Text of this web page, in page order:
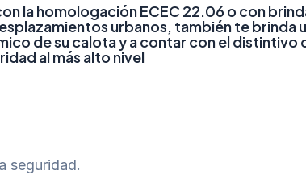
la homologación ECEC 22.06 o con
urbanos, también te brinda
de su calota y a contar con el distintivo
al más alto nivel
seguridad.